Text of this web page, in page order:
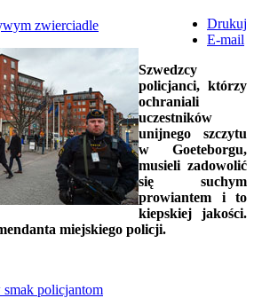
Drukuj
E-mail
zwierciadle
Szwedzcy
policjanci, którzy
ochraniali
uczestników
unijnego szczytu
w Goeteborgu,
musieli zadowolić
się suchym
prowiantem i to
kiepskiej jakości.
miejskiego policji.
policjantom